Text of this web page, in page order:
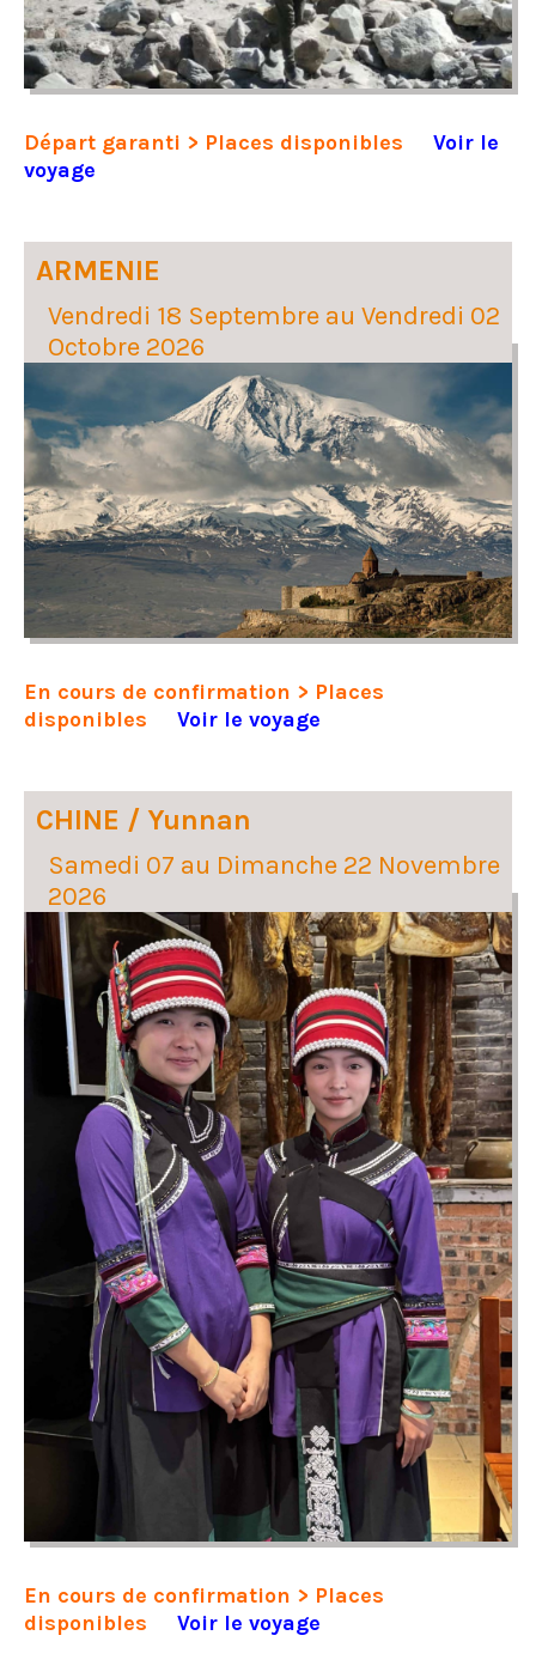
Départ garanti > Places disponibles Voir le
voyage
ARMENIE
Vendredi 18 Septembre au Vendredi 02
Octobre 2026
En cours de confirmation > Places
disponibles Voir le voyage
CHINE / Yunnan
Samedi 07 au Dimanche 22 Novembre
2026
En cours de confirmation > Places
disponibles Voir le voyage